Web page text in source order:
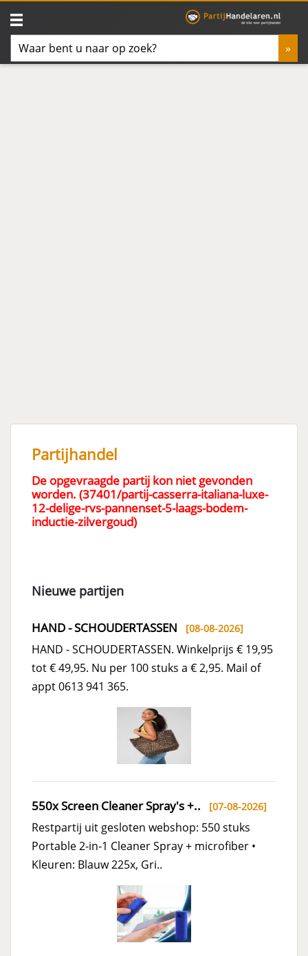
Partijhandel
De opgevraagde partij kon niet gevonden
worden. (37401/partij-casserra-italiana-luxe-
12-delige-rvs-pannenset-5-laags-bodem-
inductie-zilvergoud)
Nieuwe partijen
HAND - SCHOUDERTASSEN [08-08-2026]
HAND - SCHOUDERTASSEN. Winkelprijs € 19,95
tot € 49,95. Nu per 100 stuks a € 2,95. Mail of
appt 0613 941 365.
550x Screen Cleaner Spray's +.. [07-08-2026]
Restpartij uit gesloten webshop: 550 stuks
Portable 2-in-1 Cleaner Spray + microfiber •
Kleuren: Blauw 225x, Gri..